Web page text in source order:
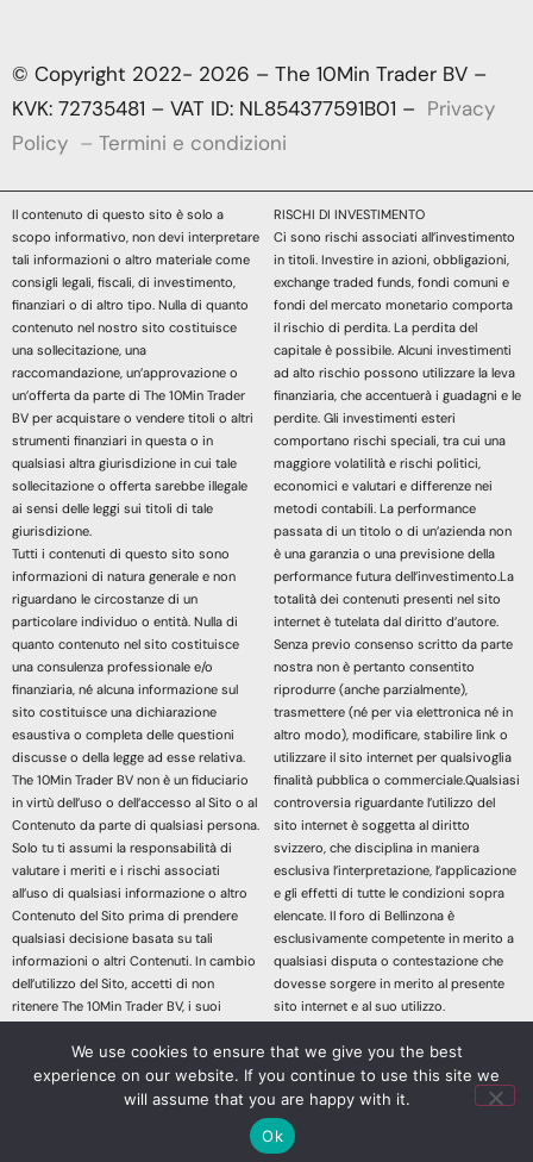
© Copyright 2022- 2026 – The 10Min Trader BV –
KVK: 72735481 – VAT ID: NL854377591B01 – Privacy
Policy – Termini e condizioni
Il contenuto di questo sito è solo a
scopo informativo, non devi interpretare
tali informazioni o altro materiale come
consigli legali, fiscali, di investimento,
finanziari o di altro tipo. Nulla di quanto
contenuto nel nostro sito costituisce
una sollecitazione, una
raccomandazione, un’approvazione o
un’offerta da parte di The 10Min Trader
BV per acquistare o vendere titoli o altri
strumenti finanziari in questa o in
qualsiasi altra giurisdizione in cui tale
sollecitazione o offerta sarebbe illegale
ai sensi delle leggi sui titoli di tale
giurisdizione.
Tutti i contenuti di questo sito sono
informazioni di natura generale e non
riguardano le circostanze di un
particolare individuo o entità. Nulla di
quanto contenuto nel sito costituisce
una consulenza professionale e/o
finanziaria, né alcuna informazione sul
sito costituisce una dichiarazione
esaustiva o completa delle questioni
discusse o della legge ad esse relativa.
The 10Min Trader BV non è un fiduciario
in virtù dell’uso o dell’accesso al Sito o al
Contenuto da parte di qualsiasi persona.
Solo tu ti assumi la responsabilità di
valutare i meriti e i rischi associati
all’uso di qualsiasi informazione o altro
Contenuto del Sito prima di prendere
qualsiasi decisione basata su tali
informazioni o altri Contenuti. In cambio
dell’utilizzo del Sito, accetti di non
ritenere The 10Min Trader BV, i suoi
servizi responsabile di eventuali
richieste di risarcimento danni derivanti
da qualsiasi decisione presa sulla base
RISCHI DI INVESTIMENTO
Ci sono rischi associati all’investimento
in titoli. Investire in azioni, obbligazioni,
exchange traded funds, fondi comuni e
fondi del mercato monetario comporta
il rischio di perdita. La perdita del
capitale è possibile. Alcuni investimenti
ad alto rischio possono utilizzare la leva
finanziaria, che accentuerà i guadagni e le
perdite. Gli investimenti esteri
comportano rischi speciali, tra cui una
maggiore volatilità e rischi politici,
economici e valutari e differenze nei
metodi contabili. La performance
passata di un titolo o di un’azienda non
è una garanzia o una previsione della
performance futura dell’investimento.La
totalità dei contenuti presenti nel sito
internet è tutelata dal diritto d’autore.
Senza previo consenso scritto da parte
nostra non è pertanto consentito
riprodurre (anche parzialmente),
trasmettere (né per via elettronica né in
altro modo), modificare, stabilire link o
utilizzare il sito internet per qualsivoglia
finalità pubblica o commerciale.Qualsiasi
controversia riguardante l’utilizzo del
sito internet è soggetta al diritto
svizzero, che disciplina in maniera
esclusiva l’interpretazione, l’applicazione
e gli effetti di tutte le condizioni sopra
elencate. Il foro di Bellinzona è
esclusivamente competente in merito a
qualsiasi disputa o contestazione che
dovesse sorgere in merito al presente
sito internet e al suo utilizzo.
dei contenuti di questo sito Web
dichiari di aver letto, compreso e
accettato le sopracitate informazioni
legali.
We use cookies to ensure that we give you the best
experience on our website. If you continue to use this site we
will assume that you are happy with it.
Ok